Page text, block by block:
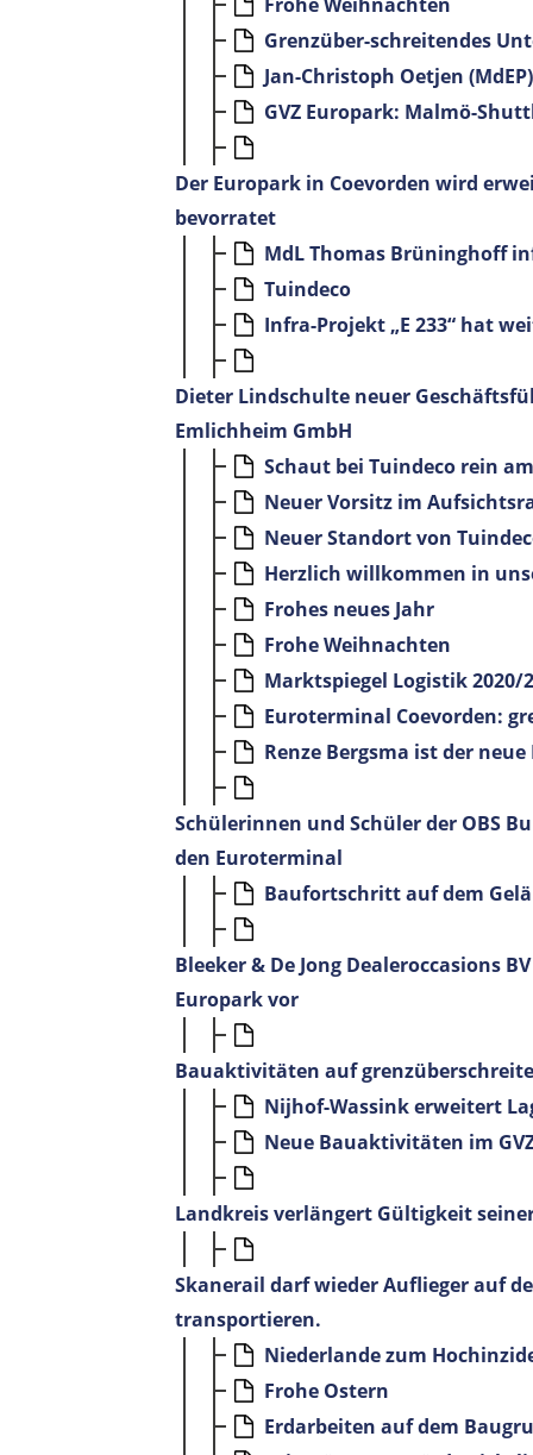
Grenzüber-schreitendes
Jan-Christoph Oetjen
GVZ Europark: Malmö-
Der Europark in Coevorden wird
bevorratet
MdL Thomas Brüninghoff
Tuindeco
Infra-Projekt „E 233“ hat
Dieter Lindschulte neuer
Emlichheim GmbH
Schaut bei Tuindeco rein
Neuer Vorsitz im
Neuer Standort von
Herzlich willkommen in
Frohes neues Jahr
Frohe Weihnachten
Marktspiegel Logistik
Euroterminal Coevorden:
Renze Bergsma ist der
Schülerinnen und Schüler der OBS
den Euroterminal
Baufortschritt auf dem
Bleeker & De Jong Dealeroccasions
Europark vor
Bauaktivitäten auf
Nijhof-Wassink erweitert
Neue Bauaktivitäten im
Landkreis verlängert Gültigkeit
Skanerail darf wieder Auflieger auf
transportieren.
Niederlande zum
Frohe Ostern
Erdarbeiten auf dem